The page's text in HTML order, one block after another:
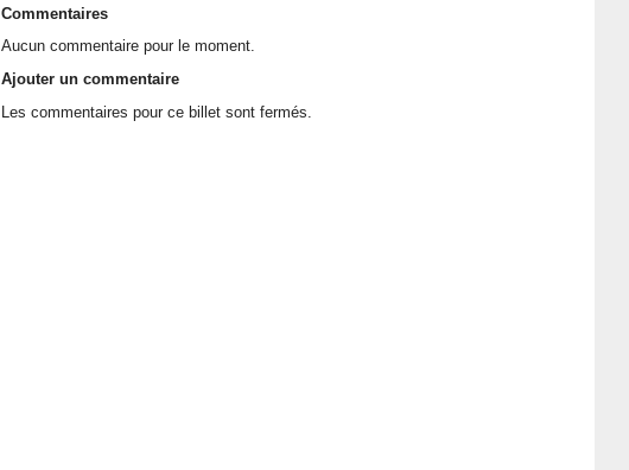
Commentaires
Aucun commentaire pour le moment.
Ajouter un commentaire
Les commentaires pour ce billet sont fermés.